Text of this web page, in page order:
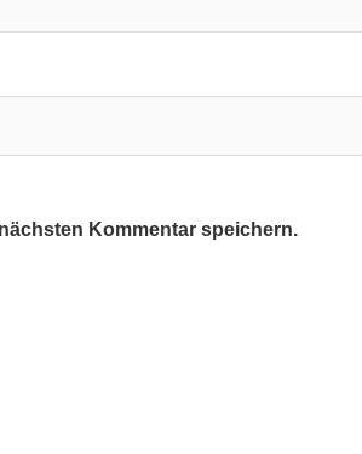
Kommentar speichern.